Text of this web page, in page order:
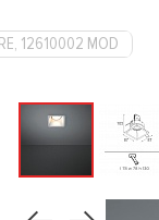
12610002 MOD